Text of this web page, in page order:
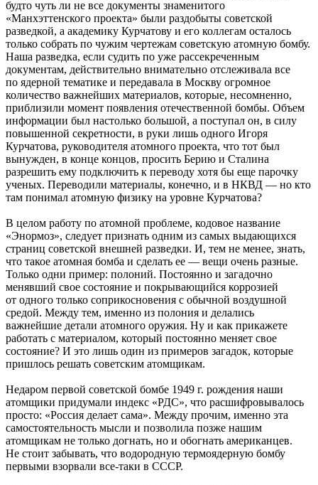
будто чуть ли не все документы знаменитого
«Манхэттенского проекта» были раздобыты советской
разведкой, а академику Курчатову и его коллегам осталось
только собрать по чужим чертежам советскую атомную бомбу.
Наша разведка, если судить по уже рассекреченным
документам, действительно внимательно отслеживала все
по ядерной тематике и передавала в Москву огромное
количество важнейших материалов, которые, несомненно,
приблизили момент появления отечественной бомбы. Объем
информации был настолько большой, а поступал он, в силу
повышенной секретности, в руки лишь одного Игоря
Курчатова, руководителя атомного проекта, что тот был
вынужден, в конце концов, просить Берию и Сталина
разрешить ему подключить к переводу хотя бы еще парочку
ученых. Переводили материалы, конечно, и в НКВД — но кто
там понимал атомную физику на уровне Курчатова?
В целом работу по атомной проблеме, кодовое название
«Энормоз», следует признать одним из самых выдающихся
страниц советской внешней разведки. И, тем не менее, знать,
что такое атомная бомба и сделать ее — вещи очень разные.
Только одни пример: полоний. Постоянно и загадочно
менявший свое состояние и покрывающийся коррозией
от одного только соприкосновения с обычной воздушной
средой. Между тем, именно из полония и делались
важнейшие детали атомного оружия. Ну и как прикажете
работать с материалом, который постоянно меняет свое
состояние? И это лишь один из примеров загадок, которые
пришлось решать советским атомщикам.
Недаром первой советской бомбе 1949 г. рождения наши
атомщики придумали индекс «РДС», что расшифровывалось
просто: «Россия делает сама». Между прочим, именно эта
самостоятельность мысли и позволила позже нашим
атомщикам не только догнать, но и обогнать американцев.
Не стоит забывать, что водородную термоядерную бомбу
первыми взорвали все-таки в СССР.